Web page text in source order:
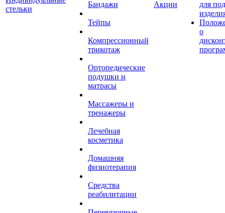
стельки
Бандажи
Тейпы
Компрессионный
трикотаж
Ортопедические
подушки и
матрасы
Массажеры и
тренажеры
Лечебная
косметика
Домашняя
физиотерапия
Средства
реабилитации
Акции
для
о